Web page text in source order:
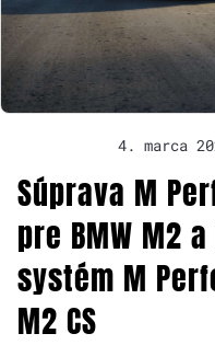
4. marca
Súprava M
pre BMW M2
systém M
M2 CS